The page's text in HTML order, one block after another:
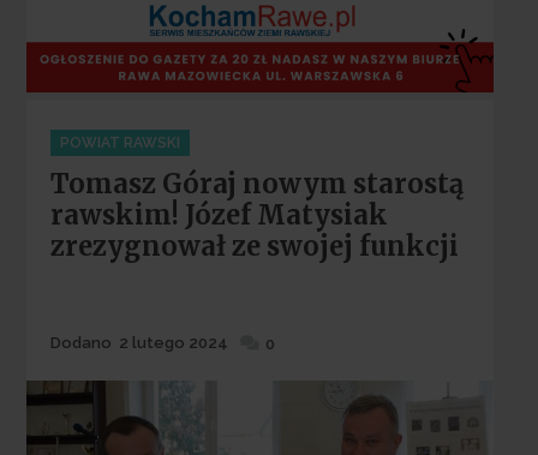
Categories
POWIAT RAWSKI
Tomasz Góraj nowym starostą
rawskim! Józef Matysiak
zrezygnował ze swojej funkcji
Dodane
Dodano 2 lutego 2024 0